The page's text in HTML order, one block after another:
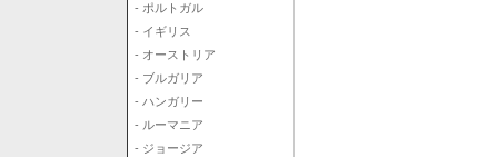
- ポルトガル
- イギリス
- オーストリア
- ブルガリア
- ハンガリー
- ルーマニア
- ジョージア